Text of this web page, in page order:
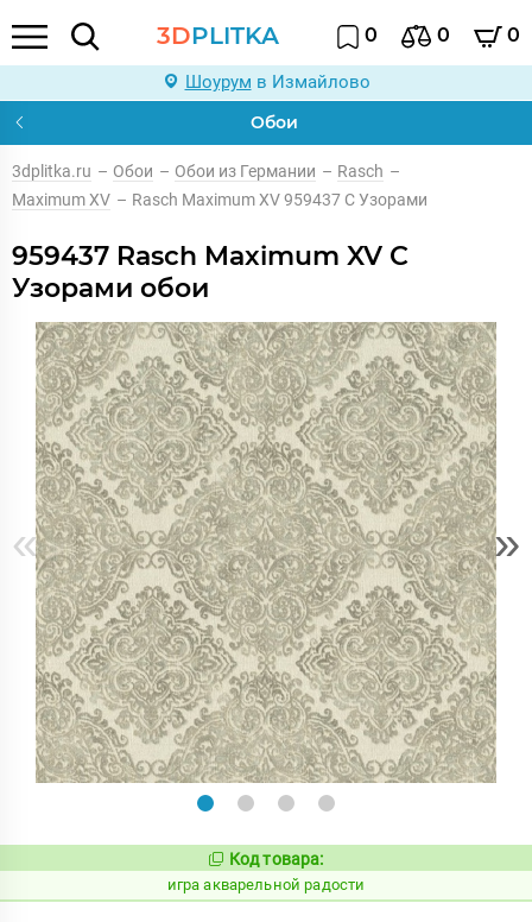
3DPLITKA 0 0 0
Шоурум в Измайлово
Обои
3dplitka.ru – Обои – Обои из Германии – Rasch –
Maximum XV – Rasch Maximum XV 959437 С Узорами
959437 Rasch Maximum XV С
Узорами обои
« »
Код:
546952
Код товара:
игра акварельной радости